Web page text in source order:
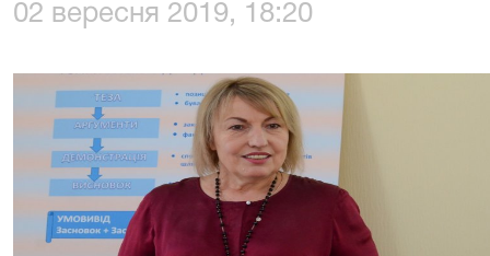
02 вересня 2019, 18:20